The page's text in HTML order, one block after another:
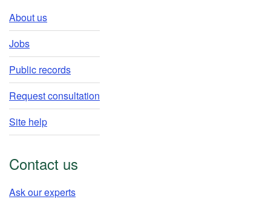
About us
Jobs
Public records
Request consultation
Site help
Contact us
Ask our experts​